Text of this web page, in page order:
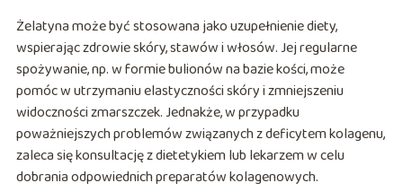
Żelatyna może być stosowana jako uzupełnienie diety,
wspierając zdrowie skóry, stawów i włosów. Jej regularne
spożywanie, np. w formie bulionów na bazie kości, może
pomóc w utrzymaniu elastyczności skóry i zmniejszeniu
widoczności zmarszczek. Jednakże, w przypadku
poważniejszych problemów związanych z deficytem kolagenu,
zaleca się konsultację z dietetykiem lub lekarzem w celu
dobrania odpowiednich preparatów kolagenowych.